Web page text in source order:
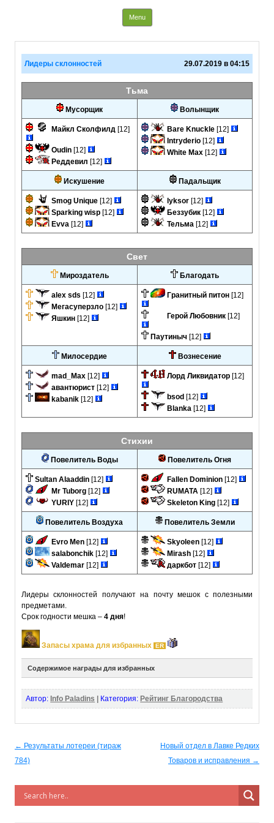
Info PaladinsMenu
Skip to content
Лидеры склонностей 29.07.2019 в 04:15
Тьма
Мусорщик Волынщик
Майкл Сколфилд [12]
Oudin [12]
Реддевил [12]
Bare Knuckle [12]
Intryderio [12]
White Max [12]
Искушение Падальщик
Smog Unique [12]
Sparking wisp [12]
Evva [12]
lyksor [12]
Беззубик [12]
Тельма [12]
Свет
Мироздатель Благодать
alex sds [12]
Мегасуперзло [12]
Яшкин [12]
Гранитный питон [12]
Герой Любовник [12]
Паутиныч [12]
Милосердие Вознесение
mad_Max [12]
авантюрист [12]
kabanik [12]
Лорд Ликвидатор [12]
bsod [12]
Blanka [12]
Стихии
Повелитель Воды Повелитель Огня
Sultan Alaaddin [12]
Mr Tuborg [12]
YURIY [12]
Fallen Dominion [12]
RUMATA [12]
Skeleton King [12]
Повелитель Воздуха Повелитель Земли
Evro Men [12]
salabonchik [12]
Valdemar [12]
Skyoleen [12]
Mirash [12]
даркбот [12]
Лидеры склонностей получают на почту мешок с полезными
предметами.
Срок годности мешка – 4 дня!
Запасы храма для избранных ER
Содержимое награды для избранных
Благодать Алхимика III [7
дней]
(Масса: 0.1)
Срок годности: 4 дн.
Описание:
Чаша Слез
(Масса: 10)
Автор: Info Paladins Категория: Рейтинг Благородства
Post navigation
← Результаты лотереи (тираж
784)
Новый отдел в Лавке Редких
Товаров и исправления →